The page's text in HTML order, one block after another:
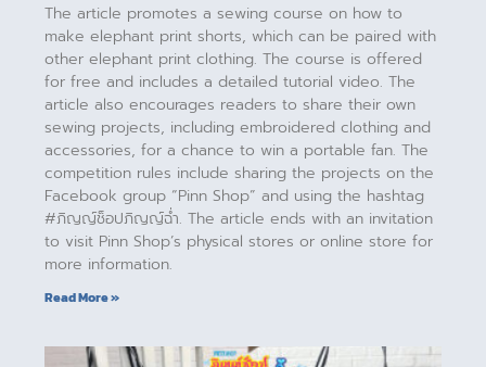
The article promotes a sewing course on how to
make elephant print shorts, which can be paired with
other elephant print clothing. The course is offered
for free and includes a detailed tutorial video. The
article also encourages readers to share their own
sewing projects, including embroidered clothing and
accessories, for a chance to win a portable fan. The
competition rules include sharing the projects on the
Facebook group “Pinn Shop” and using the hashtag
#ภิญญ์ช็อปภิญญ์ฉ่ำ. The article ends with an invitation
to visit Pinn Shop’s physical stores or online store for
more information.
Read More »